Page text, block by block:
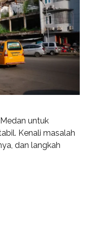
untuk
Kenali masalah
dan langkah